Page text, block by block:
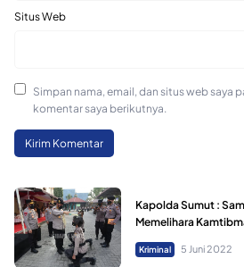
Situs Web
Simpan nama, email, dan situs web saya
komentar saya berikutnya.
Kapolda Sumut :
Memelihara
Kriminal 5 Juni 2022